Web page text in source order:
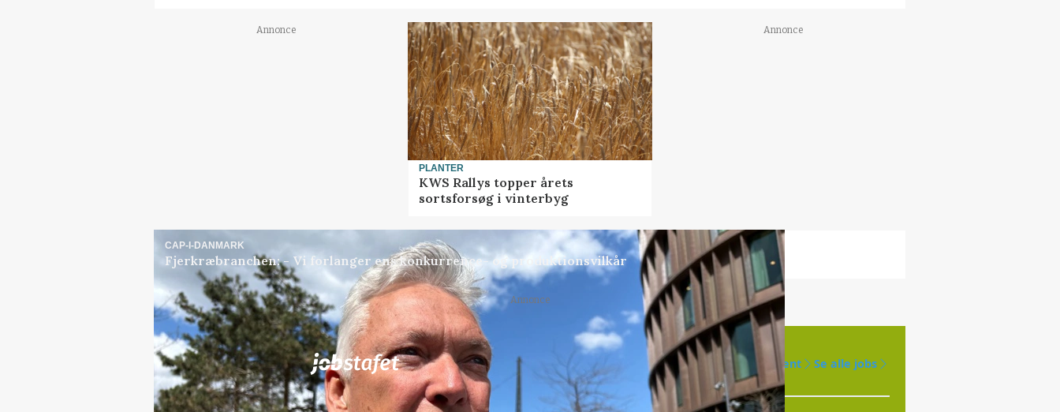
Annonce
PLANTER
KWS Rallys topper årets
sortsforsøg i vinterbyg
Annonce
CAP-I-DANMARK
Fjerkræbranchen: - Vi forlanger ens konkurrence- og produktionsvilkår
Annonce
Jobsi samarbejde med 72ledige stillinger Opret agent Se alle jobs